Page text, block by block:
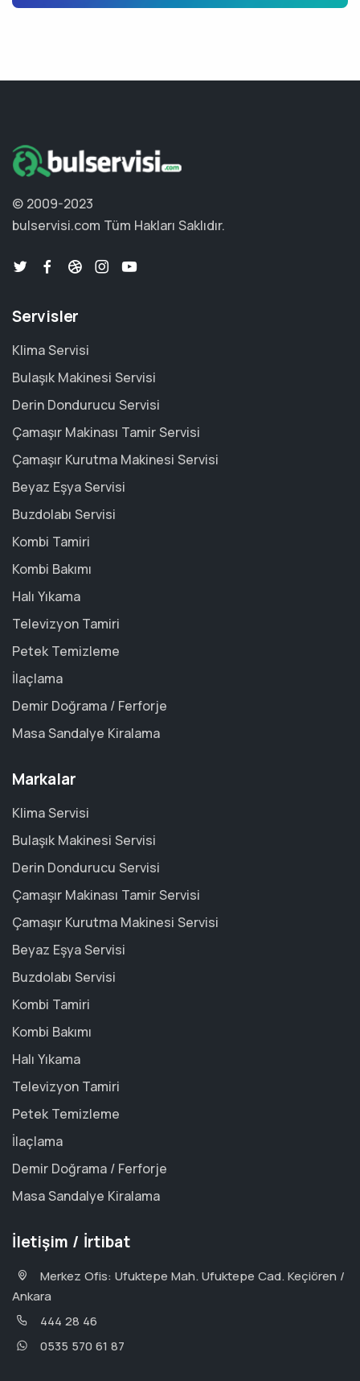
© 2009-2023
bulservisi.com Tüm Hakları Saklıdır.
Servisler
Klima Servisi
Bulaşık Makinesi Servisi
Derin Dondurucu Servisi
Çamaşır Makinası Tamir Servisi
Çamaşır Kurutma Makinesi Servisi
Beyaz Eşya Servisi
Buzdolabı Servisi
Kombi Tamiri
Kombi Bakımı
Halı Yıkama
Televizyon Tamiri
Petek Temizleme
İlaçlama
Demir Doğrama / Ferforje
Masa Sandalye Kiralama
Markalar
Klima Servisi
Bulaşık Makinesi Servisi
Derin Dondurucu Servisi
Çamaşır Makinası Tamir Servisi
Çamaşır Kurutma Makinesi Servisi
Beyaz Eşya Servisi
Buzdolabı Servisi
Kombi Tamiri
Kombi Bakımı
Halı Yıkama
Televizyon Tamiri
Petek Temizleme
İlaçlama
Demir Doğrama / Ferforje
Masa Sandalye Kiralama
İletişim / İrtibat
Merkez Ofis: Ufuktepe Mah. Ufuktepe Cad. Keçiören /
Ankara
444 28 46
0535 570 61 87